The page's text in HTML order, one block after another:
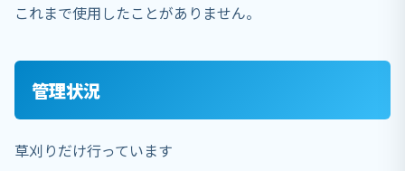
これまで使用したことがありません。
管理状況
草刈りだけ行っています